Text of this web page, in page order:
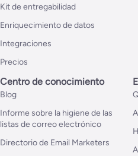
Kit de entregabilidad
Enriquecimiento de datos
Integraciones
Precios
Centro de conocimiento
Blog
Informe sobre la higiene de las
listas de correo electrónico
Directorio de Email Marketers